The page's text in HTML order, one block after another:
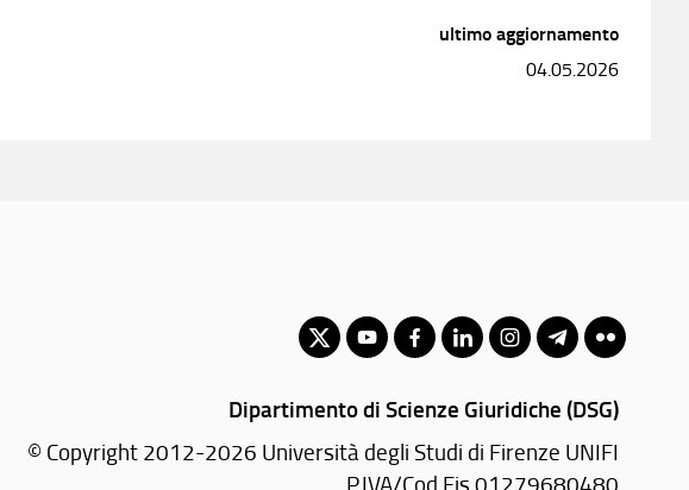
ultimo aggiornamento
04.05.2026
Dipartimento di Scienze Giuridiche (DSG)
© Copyright 2012-2026 Università degli Studi di Firenze UNIFI
P.IVA/Cod.Fis 01279680480